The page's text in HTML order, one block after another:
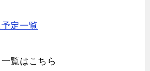
定一覧
覧はこちら